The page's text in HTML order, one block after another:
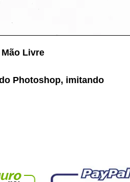
Livre
Photoshop, imitando